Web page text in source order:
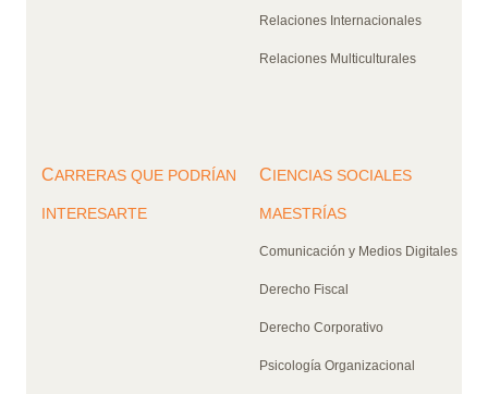
Relaciones Internacionales
Relaciones Multiculturales
CARRERAS QUE PODRÍAN
INTERESARTE
CIENCIAS SOCIALES
MAESTRÍAS
Comunicación y Medios Digitales
Derecho Fiscal
Derecho Corporativo
Psicología Organizacional